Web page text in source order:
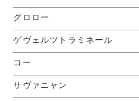
グロロー
ゲヴェルツトラミネール
コー
サヴァニャン